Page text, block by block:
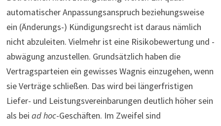
automatischer Anpassungsanspruch beziehungsweise
ein (Änderungs-) Kündigungsrecht ist daraus nämlich
nicht abzuleiten. Vielmehr ist eine Risikobewertung und -
abwägung anzustellen. Grundsätzlich haben die
Vertragsparteien ein gewisses Wagnis einzugehen, wenn
sie Verträge schließen. Das wird bei längerfristigen
Liefer- und Leistungsvereinbarungen deutlich höher sein
als bei ad hoc-Geschäften. Im Zweifel sind